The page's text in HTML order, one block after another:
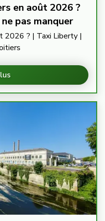
en août 2026 ?
pas manquer
2026 ? | Taxi Liberty |